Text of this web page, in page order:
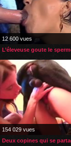
12 600 vues
154 029 vues